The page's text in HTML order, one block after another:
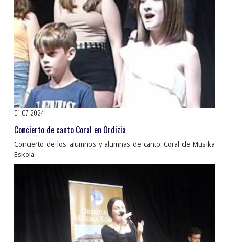
01-07-2024
Concierto de canto Coral en Ordizia
Concierto de los alumnos y alumnas de canto Coral de Musika
Eskola.